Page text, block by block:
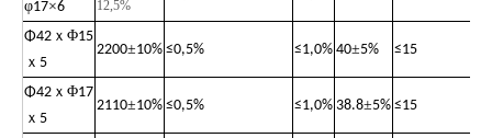
φ17×6
12,5%
Φ42 ｘ Φ15
ｘ 5
2200±10% ≤0,5% ≤1,0% 40±5% ≤15
Φ42 ｘ Φ17
ｘ 5
2110±10% ≤0,5% ≤1,0% 38.8±5% ≤15